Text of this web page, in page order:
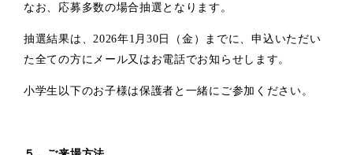
なお、応募多数の場合抽選となります。
抽選結果は、2026年1月30日（金）までに、申込いただい
た全ての方にメール又はお電話でお知らせします。
小学生以下のお子様は保護者と一緒にご参加ください。